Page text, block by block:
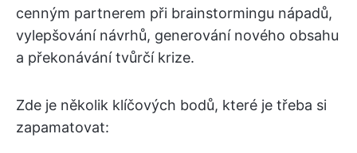
cenným partnerem při brainstormingu nápadů,
vylepšování návrhů, generování nového obsahu
a překonávání tvůrčí krize.
Zde je několik klíčových bodů, které je třeba si
zapamatovat: